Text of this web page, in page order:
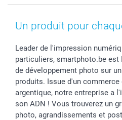
Stickers & Etiquettes
Cadres photo, accessoires
Calendrier photos & Agendas
Dénicheur d'idées cadeau
Naissance & baptême
Fête des Pères
Toussaint
Rentrée des classes
Communion
Saint-Valentin
Vacances
Conditions
Droit de rétraction
Plaintes
Conditions générales
Vie privée
Gestion des cookies
Tarifs
Investisseurs
smartgarantie
smartbonus
smartfriends
Modes de paiement
Modes de livraison
Grandes Quantités
Statut de ma commande
Un produit pour
Leader de l'impression
particuliers, smartphoto.be est
de développement photo sur
produits. Issue d'un
argentique, notre entreprise a
son ADN ! Vous trouverez un
photo, agrandissements et